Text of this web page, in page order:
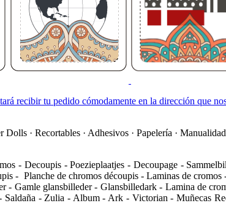
recibir tu pedido cómodamente en la dirección que
· Recortables · Adhesivos · Papelería ·
- Decoupis - Poezieplaatjes - Decoupage -
- Planche de chromos découpis - Laminas de
Gamle glansbilleder - Glansbilledark - Lamina de
- Zulia - Album - Ark - Victorian - Muñecas